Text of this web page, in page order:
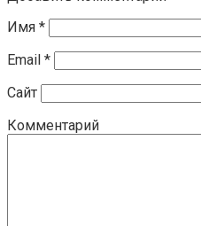
Имя *
Email *
Сайт
Комментарий